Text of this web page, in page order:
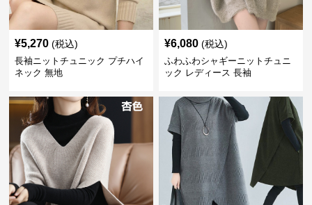
¥5,270 (税込)
長袖ニットチュニック プチハイ
ネック 無地
¥6,080 (税込)
ふわふわシャギーニットチュニ
ック レディース 長袖